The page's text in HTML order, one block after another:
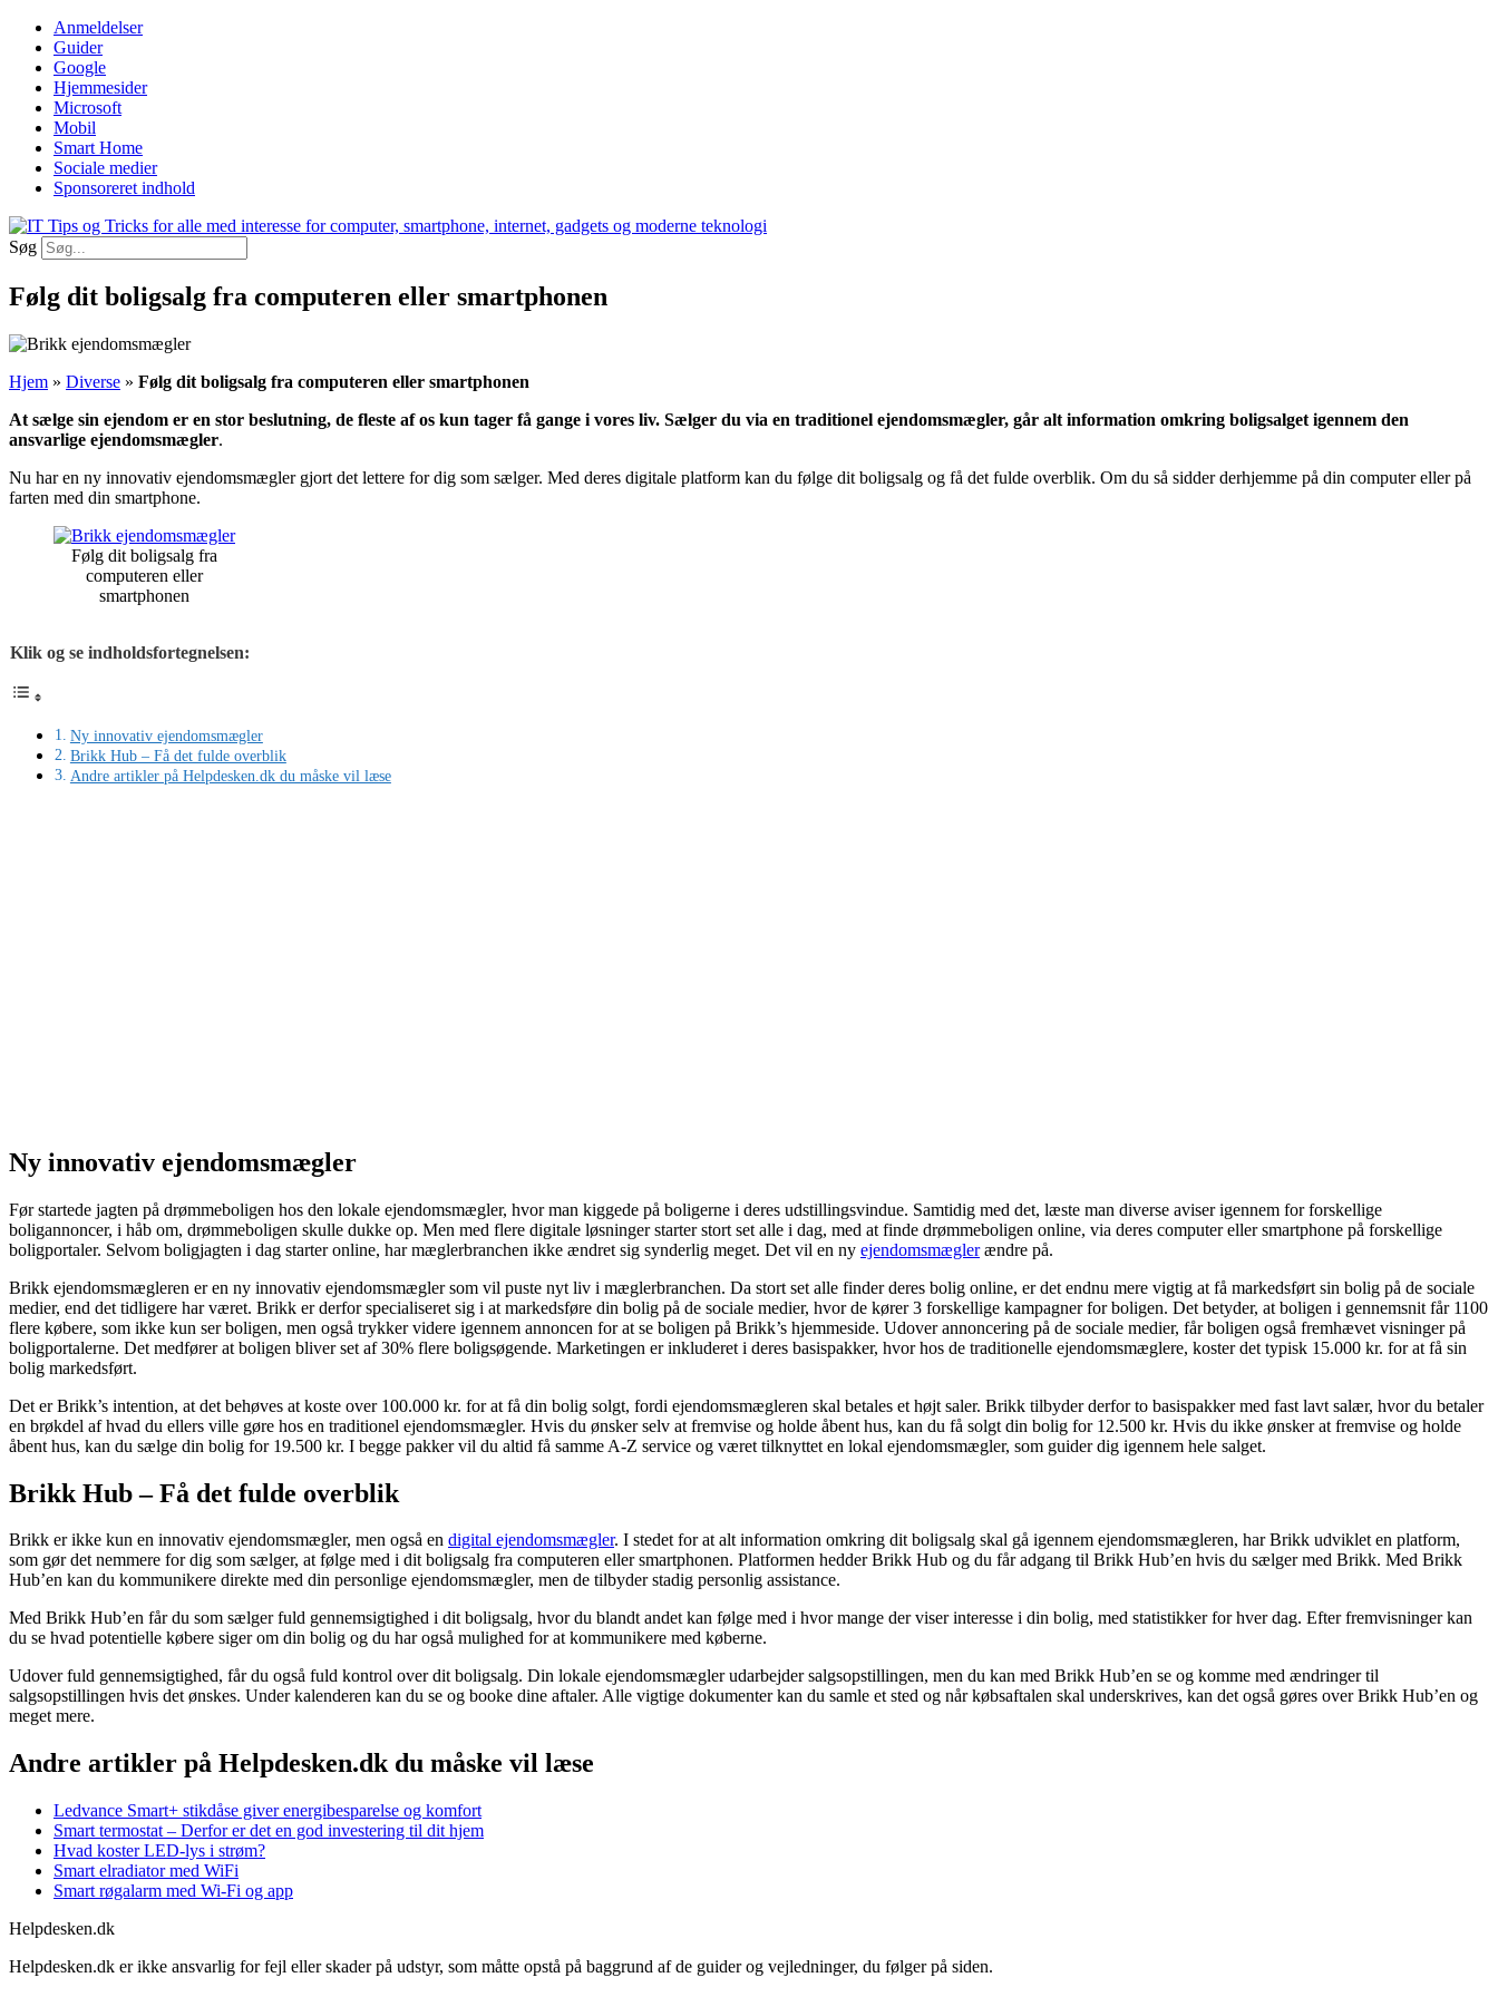
Videre
indhold
Anmeldelser
Guider
Google
Hjemmesider
Microsoft
Mobil
Smart Home
Sociale medier
Sponsoreret indhold
Søg
Følg dit boligsalg fra computeren eller smartphonen
Hjem » Diverse » Følg dit boligsalg fra computeren eller smartphonen
At sælge sin ejendom er en stor beslutning, de fleste af os kun tager få gange i vores liv. Sælger du via en traditionel ejendomsmægler, går alt information omkring boligsalget igennem den
ansvarlige ejendomsmægler.
Nu har en ny innovativ ejendomsmægler gjort det lettere for dig som sælger. Med deres digitale platform kan du følge dit boligsalg og få det fulde overblik. Om du så sidder derhjemme på din computer eller på
farten med din smartphone.
Følg dit boligsalg fra
computeren eller
smartphonen
Klik og se indholdsfortegnelsen:
Ny innovativ ejendomsmægler
Brikk Hub – Få det fulde overblik
Andre artikler på Helpdesken.dk du måske vil læse
Ny innovativ ejendomsmægler
Før startede jagten på drømmeboligen hos den lokale ejendomsmægler, hvor man kiggede på boligerne i deres udstillingsvindue. Samtidig med det, læste man diverse aviser igennem for forskellige
boligannoncer, i håb om, drømmeboligen skulle dukke op. Men med flere digitale løsninger starter stort set alle i dag, med at finde drømmeboligen online, via deres computer eller smartphone på forskellige
boligportaler. Selvom boligjagten i dag starter online, har mæglerbranchen ikke ændret sig synderlig meget. Det vil en ny ejendomsmæglerændre på.
Brikk ejendomsmægleren er en ny innovativ ejendomsmægler som vil puste nyt liv i mæglerbranchen. Da stort set alle finder deres bolig online, er det endnu mere vigtig at få markedsført sin bolig på de sociale
medier, end det tidligere har været. Brikk er derfor specialiseret sig i at markedsføre din bolig på de sociale medier, hvor de kører 3 forskellige kampagner for boligen. Det betyder, at boligen i gennemsnit får 1100
flere købere, som ikke kun ser boligen, men også trykker videre igennem annoncen for at se boligen på Brikk’s hjemmeside. Udover annoncering på de sociale medier, får boligen også fremhævet visninger på
boligportalerne. Det medfører at boligen bliver set af 30% flere boligsøgende. Marketingen er inkluderet i deres basispakker, hvor hos de traditionelle ejendomsmæglere, koster det typisk 15.000 kr. for at få sin
bolig markedsført.
Det er Brikk’s intention, at det behøves at koste over 100.000 kr. for at få din bolig solgt, fordi ejendomsmægleren skal betales et højt saler. Brikk tilbyder derfor to basispakker med fast lavt salær, hvor du betaler
en brøkdel af hvad du ellers ville gøre hos en traditionel ejendomsmægler. Hvis du ønsker selv at fremvise og holde åbent hus, kan du få solgt din bolig for 12.500 kr. Hvis du ikke ønsker at fremvise og holde
åbent hus, kan du sælge din bolig for 19.500 kr. I begge pakker vil du altid få samme A-Z service og været tilknyttet en lokal ejendomsmægler, som guider dig igennem hele salget.
Brikk Hub – Få det fulde overblik
Brikk er ikke kun en innovativ ejendomsmægler, men også en digital ejendomsmægler. I stedet for at alt information omkring dit boligsalg skal gå igennem ejendomsmægleren, har Brikk udviklet en platform,
som gør det nemmere for dig som sælger, at følge med i dit boligsalg fra computeren eller smartphonen. Platformen hedder Brikk Hub og du får adgang til Brikk Hub’en hvis du sælger med Brikk. Med Brikk
Hub’en kan du kommunikere direkte med din personlige ejendomsmægler, men de tilbyder stadig personlig assistance.
Med Brikk Hub’en får du som sælger fuld gennemsigtighed i dit boligsalg, hvor du blandt andet kan følge med i hvor mange der viser interesse i din bolig, med statistikker for hver dag. Efter fremvisninger kan
du se hvad potentielle købere siger om din bolig og du har også mulighed for at kommunikere med køberne.
Udover fuld gennemsigtighed, får du også fuld kontrol over dit boligsalg. Din lokale ejendomsmægler udarbejder salgsopstillingen, men du kan med Brikk Hub’en se og komme med ændringer til
salgsopstillingen hvis det ønskes. Under kalenderen kan du se og booke dine aftaler. Alle vigtige dokumenter kan du samle et sted og når købsaftalen skal underskrives, kan det også gøres over Brikk Hub’en og
meget mere.
Andre artikler på Helpdesken.dk du måske vil læse
Ledvance Smart+ stikdåse giver energibesparelse og komfort
Smart termostat – Derfor er det en god investering til dit hjem
Hvad koster LED-lys i strøm?
Smart elradiator med WiFi
Smart røgalarm med Wi-Fi og app
Helpdesken.dk
Helpdesken.dk er ikke ansvarlig for fejl eller skader på udstyr, som måtte opstå på baggrund af de guider og vejledninger, du følger på siden.